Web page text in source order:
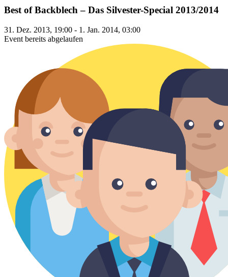
Best of Backblech – Das Silvester-Special 2013/2014
31. Dez. 2013, 19:00 - 1. Jan. 2014, 03:00
Event bereits abgelaufen